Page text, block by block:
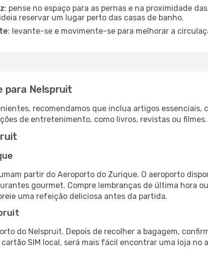
: pense no espaço para as pernas e na proximidade
reservar um lugar perto das casas de banho.
: levante-se e movimente-se para melhorar a
para Nelspruit
recomendamos que inclua artigos
de entretenimento, como livros, revistas ou filmes.
partir do Aeroporto do Zurique. O aeroporto
gourmet. Compre lembranças de última hora
uma refeição deliciosa antes da partida.
do Nelspruit. Depois de recolher a bagagem,
SIM local, será mais fácil encontrar uma loja no